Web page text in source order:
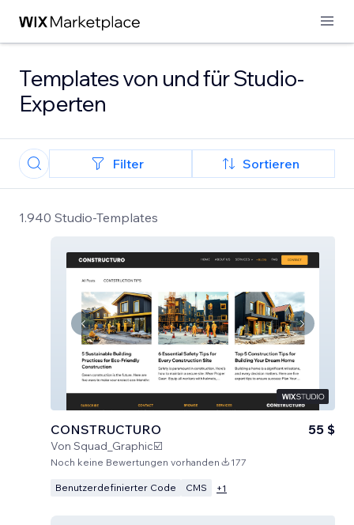
Templates von und für Studio-
Experten
Filter Sortieren
1.940 Studio-Templates
CONSTRUCTURO
Von Squad_Graphic☑️
55 $
Noch keine Bewertungen vorhanden 177
Benutzerdefinierter Code CMS +1